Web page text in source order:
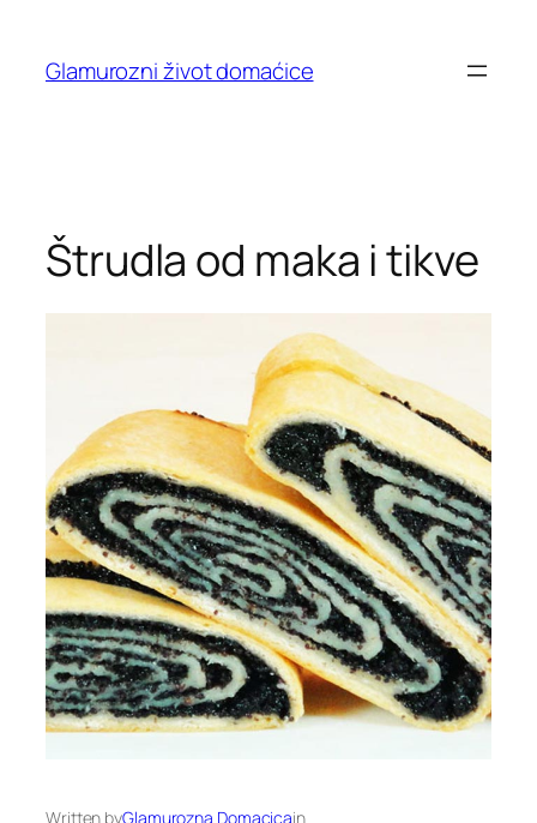
content
Glamurozni život domaćice
Štrudla od maka i tikve
Written byGlamurozna Domacicain